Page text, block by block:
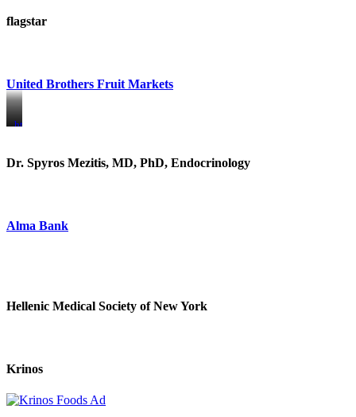
flagstar
United Brothers Fruit Markets
https://www.unitedbrothersfruitmarkets.com/
https://www.unitedbrothersfruitmarkets.com/
Dr. Spyros Mezitis, MD, PhD, Endocrinology
Alma Bank
Hellenic Medical Society of New York
Krinos